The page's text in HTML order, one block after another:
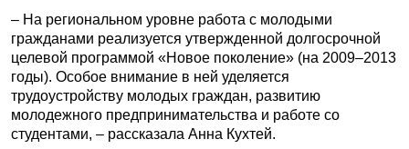
– На региональном уровне работа с молодыми
гражданами реализуется утвержденной долгосрочной
целевой программой «Новое поколение» (на 2009–2013
годы). Особое внимание в ней уделяется
трудоустройству молодых граждан, развитию
молодежного предпринимательства и работе со
студентами, – рассказала Анна Кухтей.